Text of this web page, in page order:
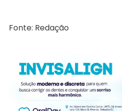
Fonte: Redação